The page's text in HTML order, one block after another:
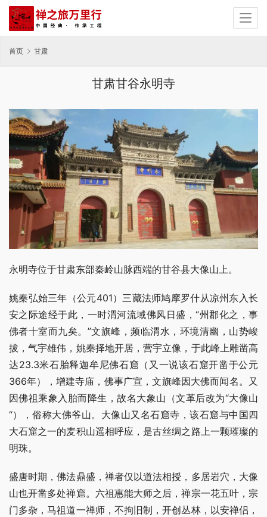
首页 甘肃
甘肃甘谷永明寺
永明寺位于甘肃东部秦岭山脉西端的甘谷县大像山上。
姚秦弘始三年（公元401）三藏法师鸠摩罗什从凉州东入长
安之际途经于此，一时渭河流域佛风日盛，“州郡化之，事
佛者十室而九矣。”文旗峰，频临渭水，环境清幽，山势峻
拔，气宇雄伟，姚秦择地开居，营宇立像，于此峰上雕凿高
达23.3米石胎释迦牟尼佛石窟（又一说该石窟开凿于公元
366年），增建寺庙，佛事广宣，文旗峰因大佛而闻名。又
因佛祖乘象入胎而降生，故名大象山（文革后改为“大像山
“），俗称大佛爷山。大像山又名石窟寺，该石窟与中国四
大石窟之一的麦积山遥相呼应，是古丝绸之路上一颗璀璨的
明珠。
盛唐时期，佛法鼎盛，禅者仅以道法相授，多居岩穴，大像
山也开凿多处禅窟。六祖惠能大师之后，禅宗一花五叶，宗
门多杂，马祖道一禅师，不拘旧制，开创丛林，以安禅侣，